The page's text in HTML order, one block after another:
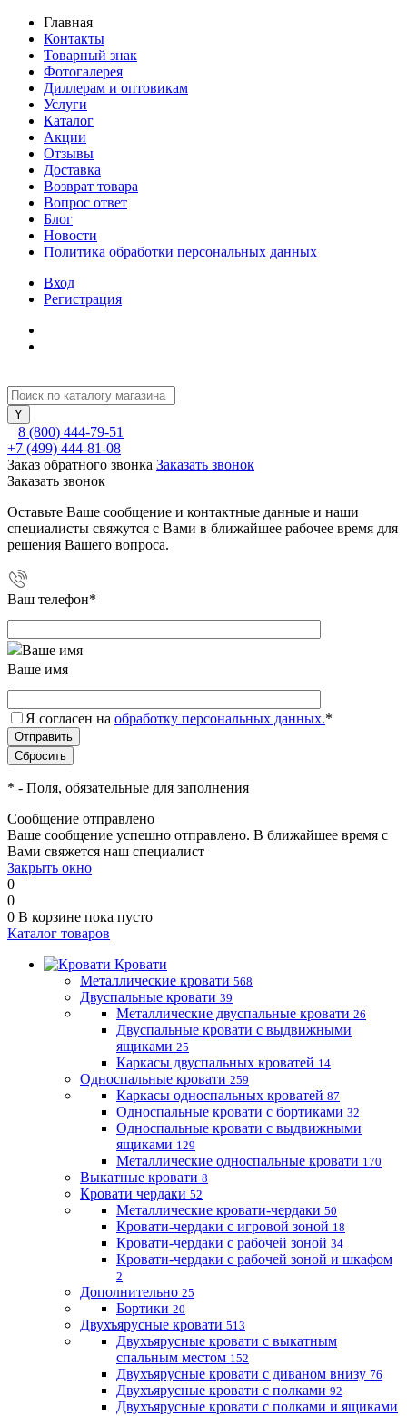
Главная
Контакты
Товарный знак
Фотогалерея
Диллерам и оптовикам
Услуги
Каталог
Акции
Отзывы
Доставка
Возврат товара
Вопрос ответ
Блог
Новости
Политика обработки персональных данных
Вход
Регистрация
8 (800) 444-79-51
+7 (499) 444-81-08
Заказ обратного звонка Заказать звонок
Заказать звонок
Оставьте Ваше сообщение и контактные данные и наши
специалисты свяжутся с Вами в ближайшее рабочее время для
решения Вашего вопроса.
Ваш телефон*
Ваше имя
Я согласен на обработку персональных данных.*
* - Поля, обязательные для заполнения
Сообщение отправлено
Ваше сообщение успешно отправлено. В ближайшее время с
Вами свяжется наш специалист
Закрыть окно
0
0
0 В корзине пока пусто
Каталог товаров
Кровати
Металлические кровати 568
Двуспальные кровати 39
Металлические двуспальные кровати 26
Двуспальные кровати с выдвижными
ящиками 25
Каркасы двуспальных кроватей 14
Односпальные кровати 259
Каркасы односпальных кроватей 87
Односпальные кровати с бортиками 32
Односпальные кровати с выдвижными
ящиками 129
Металлические односпальные кровати 170
Выкатные кровати 8
Кровати чердаки 52
Металлические кровати-чердаки 50
Кровати-чердаки с игровой зоной 18
Кровати-чердаки с рабочей зоной 34
Кровати-чердаки с рабочей зоной и шкафом
2
Дополнительно 25
Бортики 20
Двухъярусные кровати 513
Двухъярусные кровати с выкатным
спальным местом 152
Двухъярусные кровати с диваном внизу 76
Двухъярусные кровати с полками 92
Двухъярусные кровати с полками и ящиками